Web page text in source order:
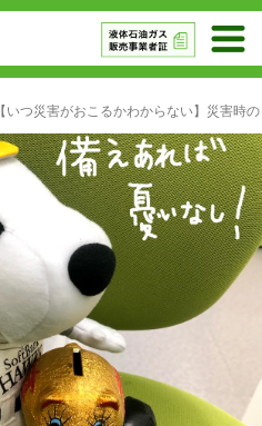
【いつ災害がおこるかわからない】災害時の